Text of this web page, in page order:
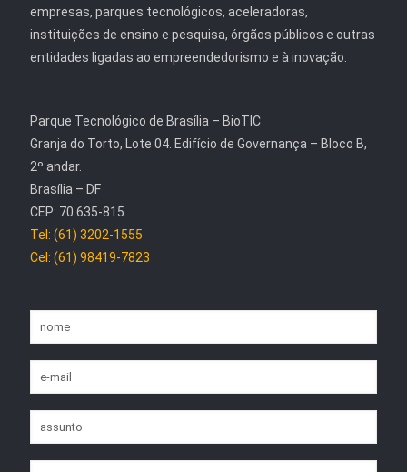
empresas, parques tecnológicos, aceleradoras,
instituições de ensino e pesquisa, órgãos públicos e outras
entidades ligadas ao empreendedorismo e à inovação.
Parque Tecnológico de Brasília – BioTIC
Granja do Torto, Lote 04. Edifício de Governança – Bloco B,
2º andar.
Brasília – DF
CEP: 70.635-815
Tel: (61) 3202-1555
Cel: (61) 98419-7823